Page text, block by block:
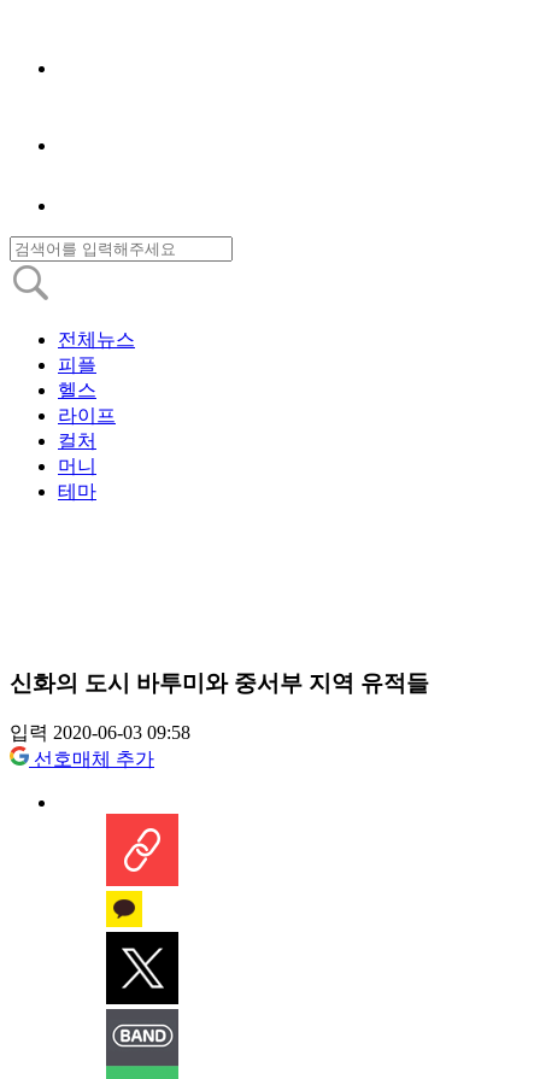
전체뉴스
피플
헬스
라이프
컬처
머니
테마
신화의 도시 바투미와 중서부 지역 유적들
입력 2020-06-03 09:58
선호매체 추가